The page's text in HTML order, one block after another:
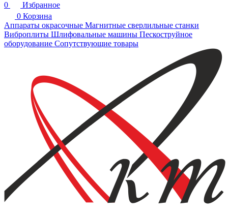
0
Избранное
0 Корзина
Аппараты окрасочные Магнитные сверлильные станки
Виброплиты Шлифовальные машины Пескоструйное
оборудование Сопутствующие товары